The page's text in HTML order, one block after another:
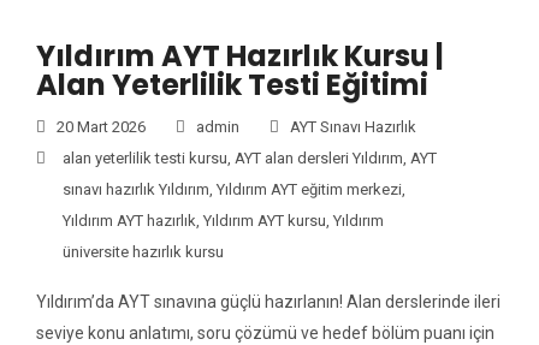
Yıldırım AYT Hazırlık Kursu |
Alan Yeterlilik Testi Eğitimi
20 Mart 2026 admin
AYT Sınavı Hazırlık
alan yeterlilik testi kursu, AYT alan dersleri Yıldırım, AYT
sınavı hazırlık Yıldırım, Yıldırım AYT eğitim merkezi,
Yıldırım AYT hazırlık, Yıldırım AYT kursu, Yıldırım
üniversite hazırlık kursu
Yıldırım’da AYT sınavına güçlü hazırlanın! Alan derslerinde ileri
seviye konu anlatımı, soru çözümü ve hedef bölüm puanı için